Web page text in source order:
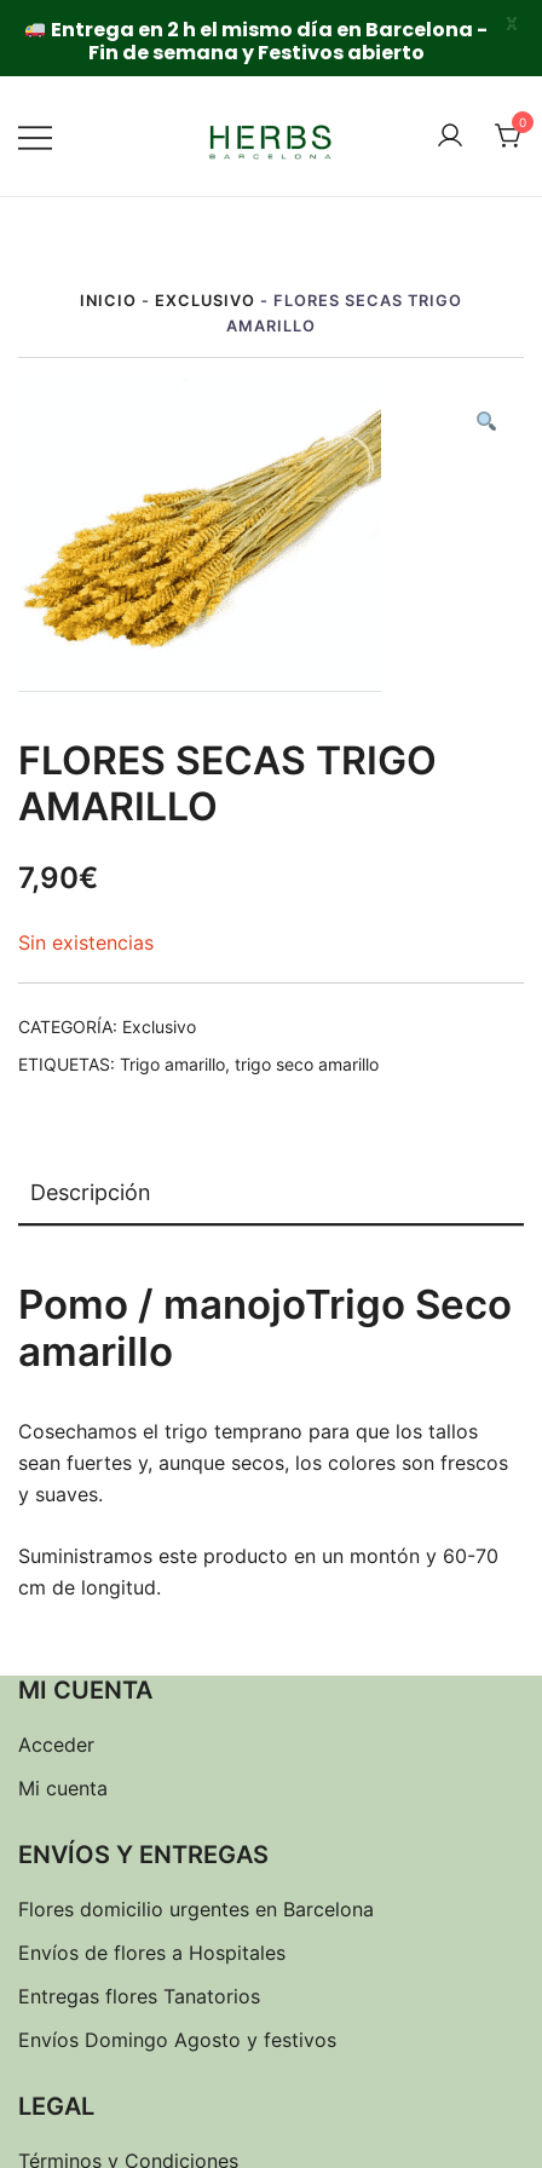
contenido
0
INICIO - EXCLUSIVO - FLORES SECAS TRIGO
AMARILLO
FLORES SECAS TRIGO
AMARILLO
7,90€
Sin existencias
CATEGORÍA: Exclusivo
ETIQUETAS: Trigo amarillo, trigo seco amarillo
Descripción
Pomo / manojoTrigo Seco
amarillo
Cosechamos el trigo temprano para que los tallos
sean fuertes y, aunque secos, los colores son frescos
y suaves.
Suministramos este producto en un montón y 60-70
cm de longitud.
MI CUENTA
Acceder
Mi cuenta
ENVÍOS Y ENTREGAS
Flores domicilio urgentes en Barcelona
Envíos de flores a Hospitales
Entregas flores Tanatorios
Envíos Domingo Agosto y festivos
LEGAL
Términos y Condiciones
Entrega en 2 h el mismo día en Barcelona -
Fin de semana y Festivos abierto
X